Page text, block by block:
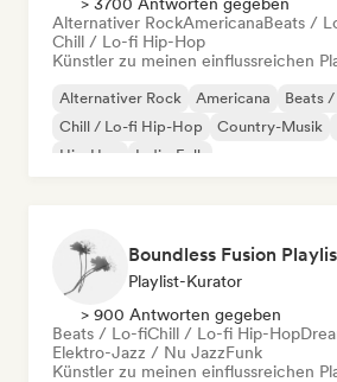
Alternativer RockAmericanaBeats /
Chill / Lo-fi Hip-Hop
Künstler zu meinen einflussreichen
Alternativer Rock Americana
Beats
Chill / Lo-fi Hip-Hop
Country-Musik
Hip-Hop
Indie-Folk
Boundless Fusion
Playlist-Kurator
> 900 Antworten gegeben
Beats / Lo-fiChill / Lo-fi Hip-Hop
Elektro-Jazz / Nu JazzFunk
Künstler zu meinen einflussreichen